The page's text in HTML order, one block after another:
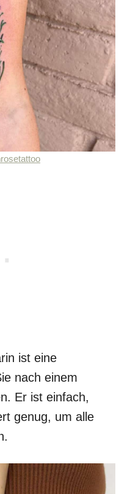
ist eine
nach einem
Er ist einfach,
genug, um alle